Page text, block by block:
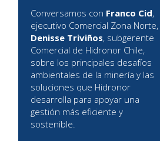
Conversamos con Franco Cid,
ejecutivo Comercial Zona Norte,
Denisse Triviños, subgerente
Comercial de Hidronor Chile,
sobre los principales desafíos
ambientales de la minería y las
soluciones que Hidronor
desarrolla para apoyar una
gestión más eficiente y
sostenible.